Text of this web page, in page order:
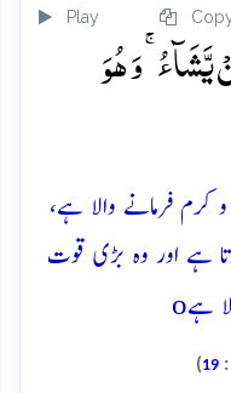
Play
یَّشَآءُ ۚ وَ ہُوَ
و کرم فرمانے والا ہے،
ہے اور وہ بڑی قوت
ہےo
:
19
)